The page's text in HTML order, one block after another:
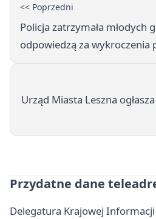
<< Poprzedni
Policja zatrzymała młodych
odpowiedzą za wykroczenia
Urząd Miasta Leszna
Przydatne dane
Delegatura Krajowej